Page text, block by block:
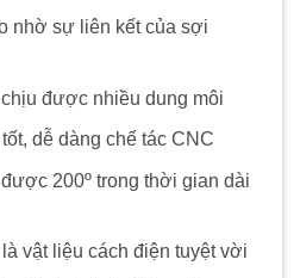
nhờ sự liên kết của sợi
được nhiều dung môi
dễ dàng chế tác CNC
200º trong thời gian dài
vật liệu cách điện tuyệt vời